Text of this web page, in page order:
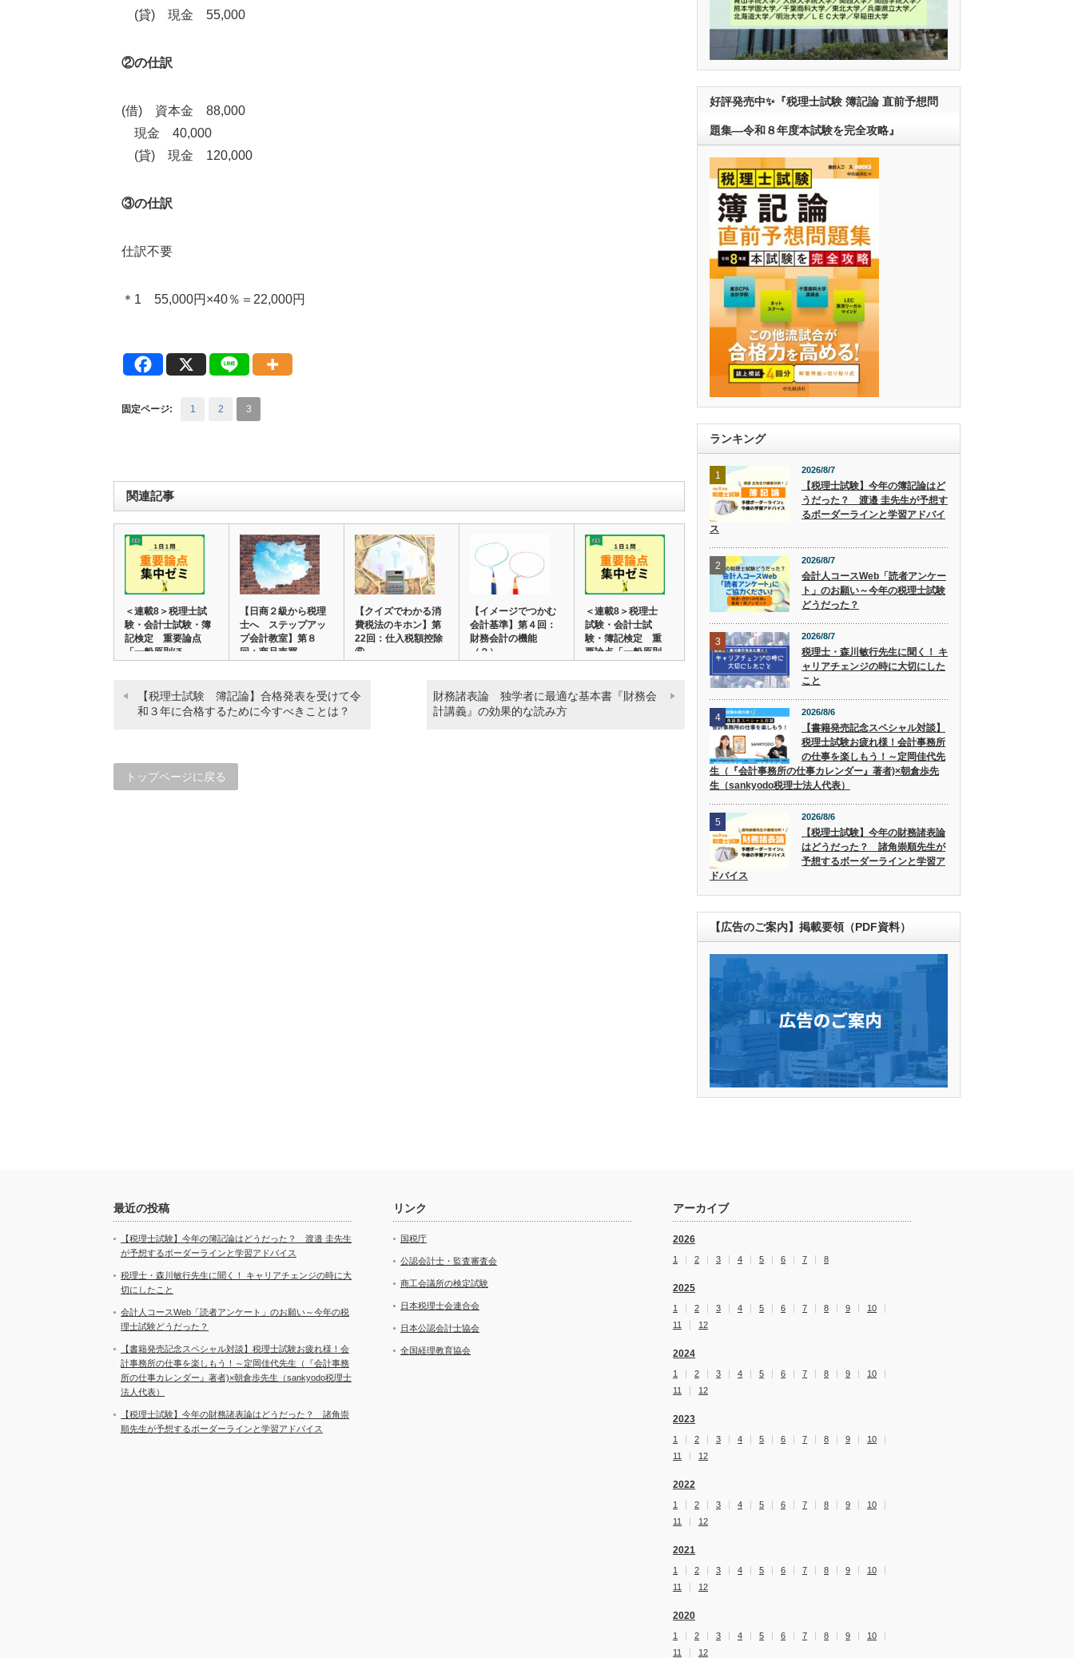
(貸) 現金 55,000
②の仕訳
(借) 資本金 88,000
現金 40,000
(貸) 現金 120,000
③の仕訳
仕訳不要
＊1 55,000円×40％＝22,000円
固定ページ: 1 2 3
関連記事
＜連載8＞税理士試
験・会計士試験・簿
記検定 重要論点
「一般原則ほ…
【日商２級から税理
士へ ステップアッ
プ会計教室】第８
回：商品売買…
【クイズでわかる消
費税法のキホン】第
22回：仕入税額控除
⑥
【イメージでつかむ
会計基準】第４回：
財務会計の機能
（２）
＜連載8＞税理士
試験・会計士試
験・簿記検定 重
要論点「一般原則
【税理士試験 簿記論】合格発表を受けて令
和３年に合格するために今すべきことは？
財務諸表論 独学者に最適な基本書『財務会
計講義』の効果的な読み方
トップページに戻る
好評発売中✨『税理士試験 簿記論 直前予想問
題集―令和８年度本試験を完全攻略』
ランキング
1 2026/8/7
【税理士試験】今年の簿記論はど
うだった？ 渡邉 圭先生が予想す
るボーダーラインと学習アドバイ
ス
2 2026/8/7
会計人コースWeb「読者アンケー
ト」のお願い～今年の税理士試験
どうだった？
3 2026/8/7
税理士・森川敏行先生に聞く！ キ
ャリアチェンジの時に大切にした
こと
4 2026/8/6
【書籍発売記念スペシャル対談】
税理士試験お疲れ様！会計事務所
の仕事を楽しもう！～定岡佳代先
生（『会計事務所の仕事カレンダー』著者)×朝倉歩先
生（sankyodo税理士法人代表）
5 2026/8/6
【税理士試験】今年の財務諸表論
はどうだった？ 諸角崇順先生が
予想するボーダーラインと学習ア
ドバイス
【広告のご案内】掲載要領（PDF資料）
最近の投稿
【税理士試験】今年の簿記論はどうだった？ 渡邉 圭先生
が予想するボーダーラインと学習アドバイス
税理士・森川敏行先生に聞く！ キャリアチェンジの時に大
切にしたこと
会計人コースWeb「読者アンケート」のお願い～今年の税
理士試験どうだった？
【書籍発売記念スペシャル対談】税理士試験お疲れ様！会
計事務所の仕事を楽しもう！～定岡佳代先生（『会計事務
所の仕事カレンダー』著者)×朝倉歩先生（sankyodo税理士
法人代表）
【税理士試験】今年の財務諸表論はどうだった？ 諸角崇
順先生が予想するボーダーラインと学習アドバイス
リンク
国税庁
公認会計士・監査審査会
商工会議所の検定試験
日本税理士会連合会
日本公認会計士協会
全国経理教育協会
アーカイブ
2026
1 2 3 4 5 6 7 8
2025
1 2 3 4 5 6 7 8 9
10
11
12
2024
1 2 3 4 5 6 7 8 9
10
11
12
2023
1 2 3 4 5 6 7 8 9
10
11
12
2022
1 2 3 4 5 6 7 8 9
10
11
12
2021
1 2 3 4 5 6 7 8 9
10
11
12
2020
1 2 3 4 5 6 7 8 9
10
11
12